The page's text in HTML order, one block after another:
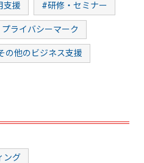
支援 #研修・セミナー
ライバシーマーク
の他のビジネス支援
ング